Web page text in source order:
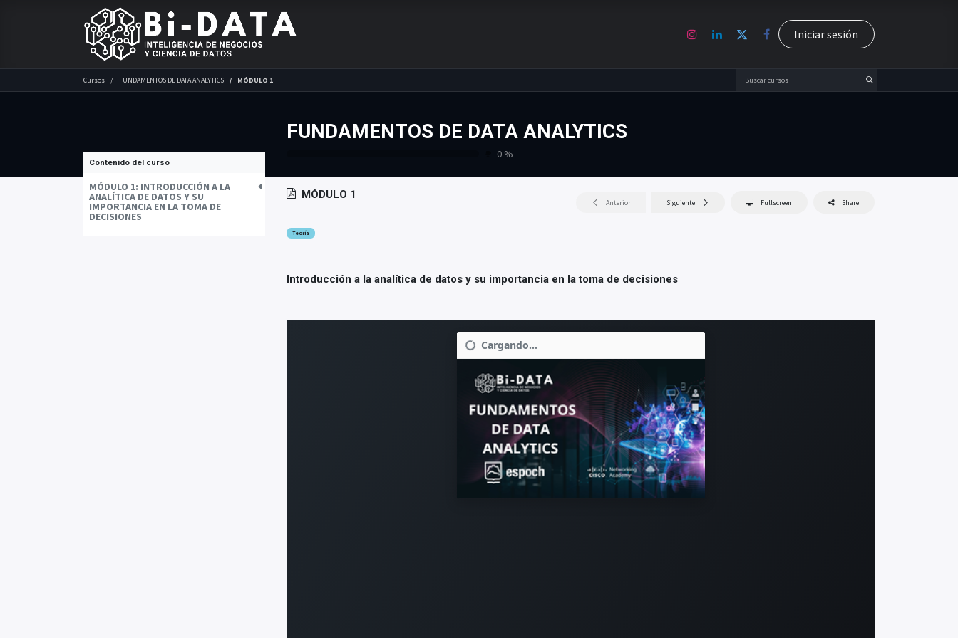
Capacítate ContáctenosIniciar sesión
Cursos FUNDAMENTOS DE DATA ANALYTICS MÓDULO 1
FUNDAMENTOS DE DATA ANALYTICS
0 %
Contenido del curso
MÓDULO 1: INTRODUCCIÓN A LA
ANALÍTICA DE DATOS Y SU
IMPORTANCIA EN LA TOMA DE
DECISIONES
MÓDULO 1
Anterior Siguiente Fullscreen Share
Teoría
Introducción a la analítica de datos y su importancia en la toma de decisiones